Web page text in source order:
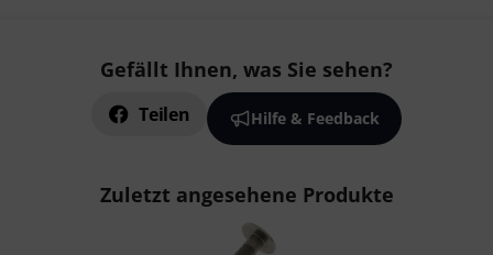
Gefällt Ihnen, was Sie sehen?
Teilen Hilfe & Feedback
Zuletzt angesehene Produkte